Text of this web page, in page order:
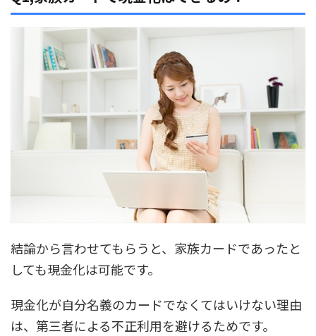
結論から言わせてもらうと、 家族カードであったと
しても現金化は可能です。
現金化が自分名義のカードでなくてはいけない理由
は、第三者による不正利用を避けるためです。